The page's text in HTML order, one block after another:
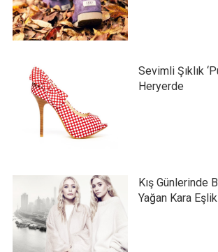
Sevimli Şıklık
Heryerde
Kış Günlerinde
Yağan Kara